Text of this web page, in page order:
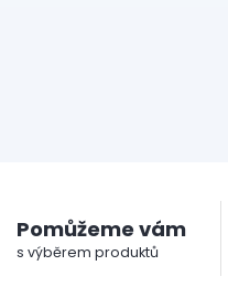
Pomůžeme vám
s výběrem produktů